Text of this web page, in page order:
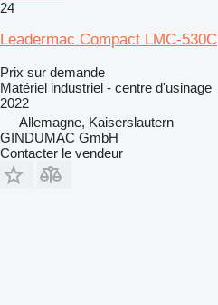
24
Leadermac Compact LMC-530C
Prix sur demande
Matériel industriel - centre d'usinage
2022
Allemagne, Kaiserslautern
GINDUMAC GmbH
Contacter le vendeur